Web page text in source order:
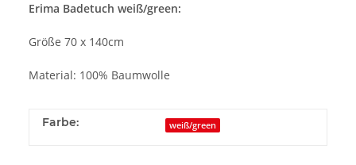
Erima Badetuch weiß/green:
Größe 70 x 140cm
Material: 100% Baumwolle
Farbe: weiß/green